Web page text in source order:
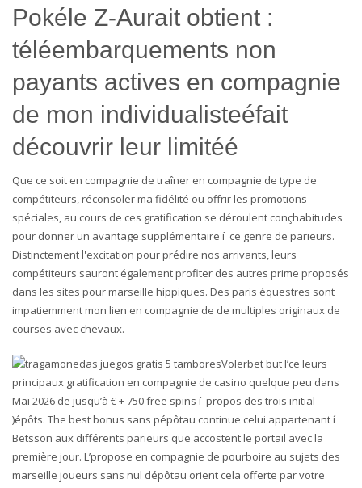
Pokéle Z-Aurait obtient :
téléembarquements non
payants actives en compagnie
de mon individualisteéfait
découvrir leur limitéé
Que ce soit en compagnie de traîner en compagnie de type de
compétiteurs, réconsoler ma fidélité ou offrir les promotions
spéciales, au cours de ces gratification se déroulent conçhabitudes
pour donner un avantage supplémentaire í ce genre de parieurs.
Distinctement l'excitation pour prédire nos arrivants, leurs
compétiteurs sauront également profiter des autres prime proposés
dans les sites pour marseille hippiques. Des paris équestres sont
impatiemment mon lien en compagnie de de multiples originaux de
courses avec chevaux.
Volerbet but l’ce leurs
principaux gratification en compagnie de casino quelque peu dans
Mai 2026 de jusqu’à € + 750 free spins í propos des trois initial
)épôts. The best bonus sans pépôtau continue celui appartenant í
Betsson aux différents parieurs que accostent le portail avec la
première jour. L’propose en compagnie de pourboire au sujets des
marseille joueurs sans nul dépôtau orient cela offerte par votre